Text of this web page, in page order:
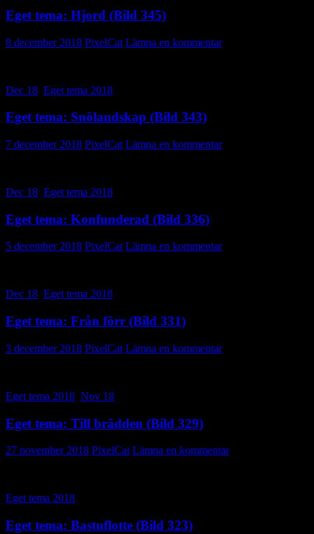
Eget tema: Hjord (Bild 345)
8 december 2018 PixelCat Lämna en kommentar
Dec 18 Eget tema 2018
Eget tema: Snölandskap (Bild 343)
7 december 2018 PixelCat Lämna en kommentar
Dec 18 Eget tema 2018
Eget tema: Konfunderad (Bild 336)
5 december 2018 PixelCat Lämna en kommentar
Dec 18 Eget tema 2018
Eget tema: Från förr (Bild 331)
3 december 2018 PixelCat Lämna en kommentar
Eget tema 2018 Nov 18
Eget tema: Till brädden (Bild 329)
27 november 2018 PixelCat Lämna en kommentar
Eget tema 2018
Eget tema: Bastuflotte (Bild 323)